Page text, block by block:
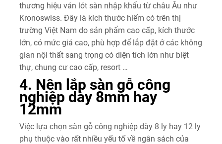
thương hiệu ván lót sàn nhập khẩu từ châu Âu như
Kronoswiss. Đây là kích thước hiếm có trên thị
trường Việt Nam do sản phẩm cao cấp, kích thước
lớn, có mức giá cao, phù hợp để lắp đặt ở các không
gian nội thất sang trọng có diện tích lớn như biệt
thự, chung cư cao cấp, resort …
4. Nên lắp sàn gỗ công
nghiệp dày 8mm hay
12mm
Việc lựa chọn sàn gỗ công nghiệp dày 8 ly hay 12 ly
phụ thuộc vào rất nhiều yếu tố về ngân sách của